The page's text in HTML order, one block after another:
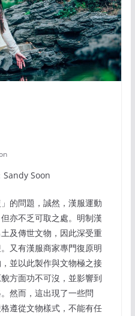
Sandy Soon
的問題，誠然，漢服運動
亦不乏可取之處。明制漢
及傳世文物，因此深受重
又有漢服商家專門復原明
並以此製作與文物極之接
方面功不可沒，並影響到
然而，這出現了一些問
遵從文物樣式，不能有任